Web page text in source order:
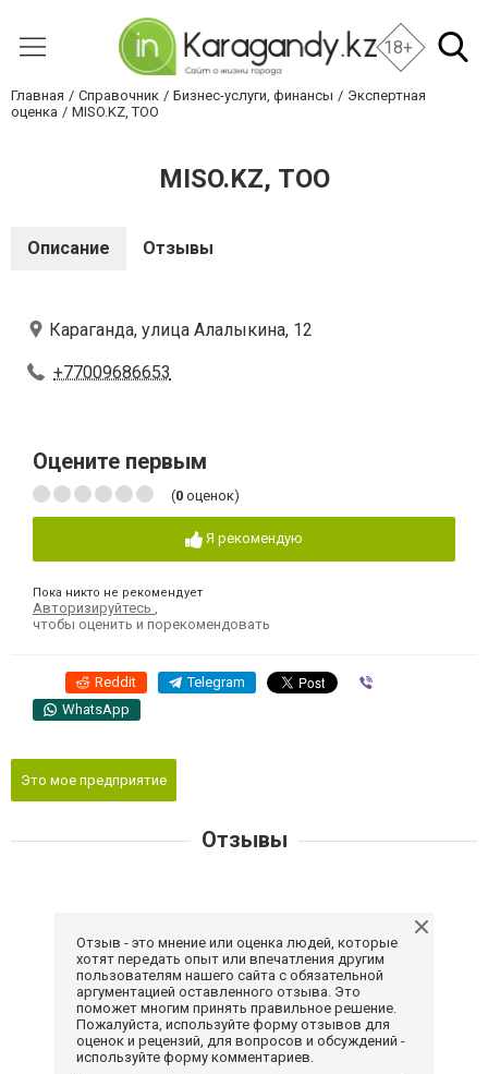
18+
Главная Справочник Бизнес-услуги, финансы
Экспертная
оценка
MISO.KZ, ТОО
MISO.KZ, ТОО
Описание Отзывы
Караганда, улица Алалыкина, 12
+77009686653
Оцените первым
(0 оценок)
Я рекомендую
Пока никто не рекомендует
Авторизируйтесь
чтобы оценить и порекомендовать
Reddit Telegram
WhatsApp
Это мое предприятие
Отзывы
Отзыв - это мнение или оценка людей, которые
хотят передать опыт или впечатления другим
пользователям нашего сайта с обязательной
аргументацией оставленного отзыва. Это
поможет многим принять правильное решение.
Пожалуйста, используйте форму отзывов для
оценок и рецензий, для вопросов и обсуждений -
используйте форму комментариев.